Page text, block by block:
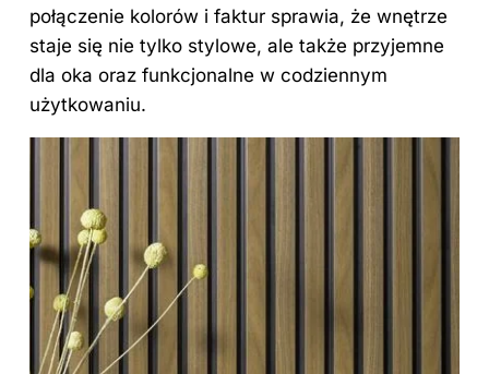
połączenie kolorów i faktur sprawia, że wnętrze
staje się nie tylko stylowe, ale także przyjemne
dla oka oraz funkcjonalne w codziennym
użytkowaniu.